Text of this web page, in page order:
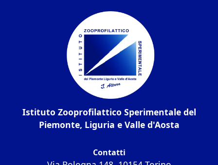
Istituto Zooprofilattico Sperimentale del
Piemonte, Liguria e Valle d'Aosta
Contatti